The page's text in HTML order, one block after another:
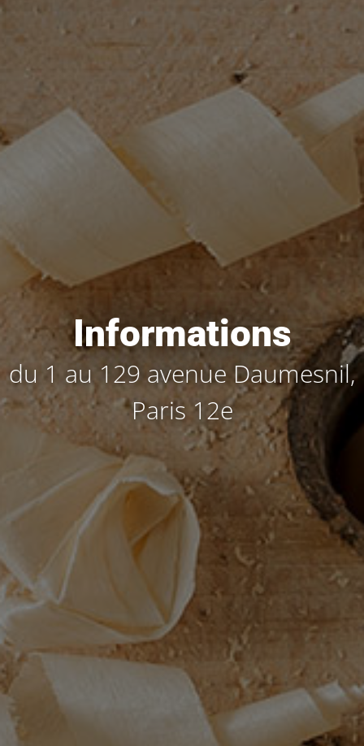
Informations
du 1 au 129 avenue Daumesnil,
Paris 12e